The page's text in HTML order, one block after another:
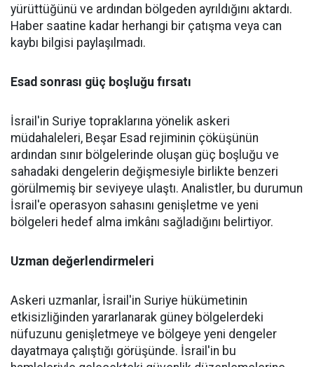
yürüttüğünü ve ardından bölgeden ayrıldığını aktardı.
Haber saatine kadar herhangi bir çatışma veya can
kaybı bilgisi paylaşılmadı.
Esad sonrası güç boşluğu fırsatı
İsrail'in Suriye topraklarına yönelik askeri
müdahaleleri, Beşar Esad rejiminin çöküşünün
ardından sınır bölgelerinde oluşan güç boşluğu ve
sahadaki dengelerin değişmesiyle birlikte benzeri
görülmemiş bir seviyeye ulaştı. Analistler, bu durumun
İsrail'e operasyon sahasını genişletme ve yeni
bölgeleri hedef alma imkânı sağladığını belirtiyor.
Uzman değerlendirmeleri
Askeri uzmanlar, İsrail'in Suriye hükümetinin
etkisizliğinden yararlanarak güney bölgelerdeki
nüfuzunu genişletmeye ve bölgeye yeni dengeler
dayatmaya çalıştığı görüşünde. İsrail'in bu